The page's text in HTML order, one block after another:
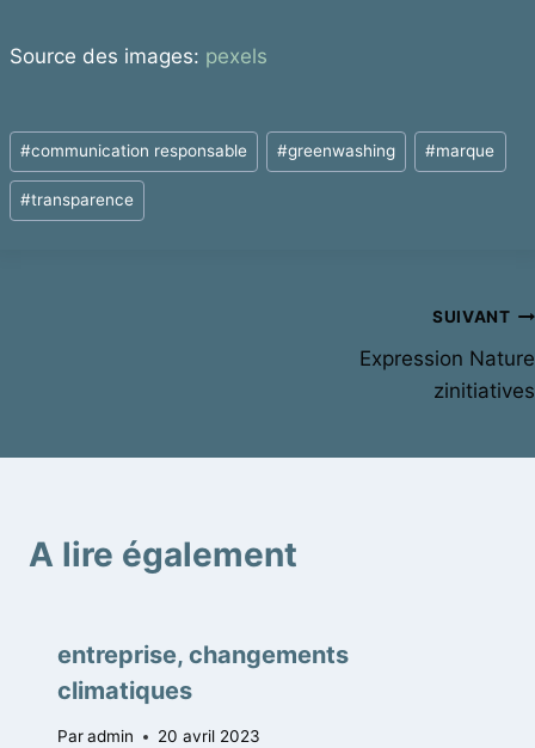
Source des images: pexels
Post
Tags:
#communication responsable #greenwashing #marque
#transparence
SUIVANT
Expression Nature
zinitiatives
A lire également
entreprise, changements
climatiques
Paradmin 20 avril 2023